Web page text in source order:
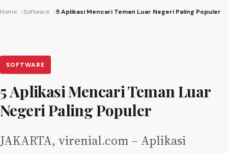
Home Software 5 Aplikasi Mencari Teman Luar Negeri Paling Populer
SOFTWARE
5 Aplikasi Mencari Teman Luar
Negeri Paling Populer
JAKARTA, virenial.com – Aplikasi